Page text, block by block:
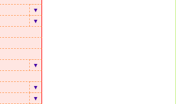
▼
▼
▼
▼
▼